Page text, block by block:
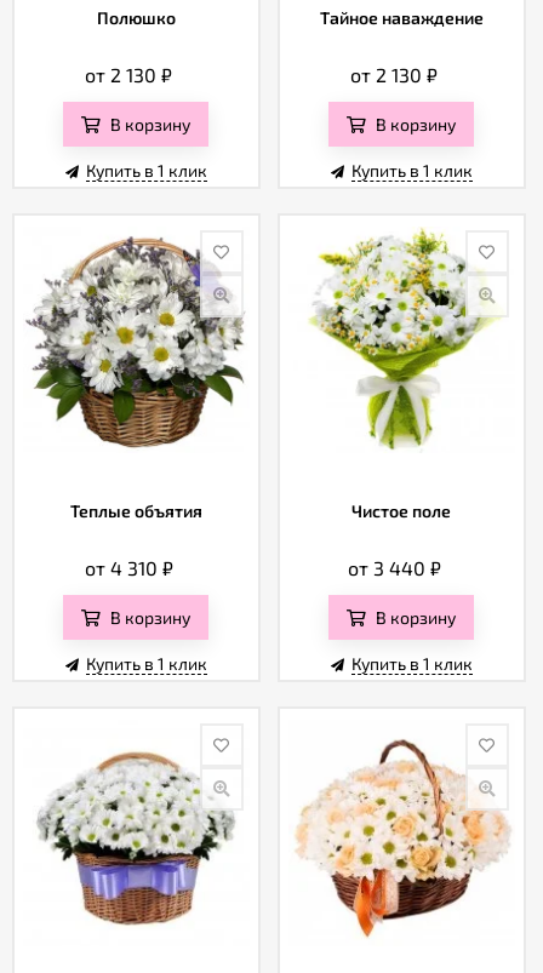
Полюшко
от 2 130₽
В корзину
Купить в 1 клик
Тайное наваждение
от 2 130₽
В корзину
Купить в 1 клик
Теплые объятия
от 4 310 ₽
В корзину
Купить в 1 клик
Чистое поле
от 3 440 ₽
В корзину
Купить в 1 клик